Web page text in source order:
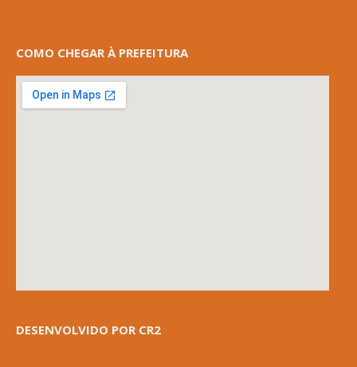
COMO CHEGAR À PREFEITURA
DESENVOLVIDO POR CR2